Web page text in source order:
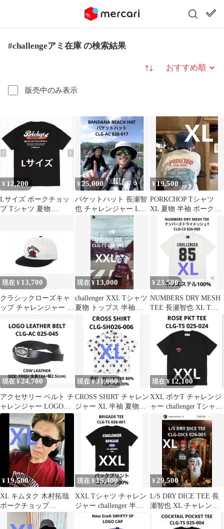
#challengeアミ在庫 の検索結果
販売中のみ表示
並び替え
¥ 12,200
Lサイズ ポークチョッ
プ Tシャツ 夏物
¥25,000
バケットハット 長瀬智
也 チャレンジャー Lサ
イズ BANDANA
BEACH
¥19,500
PORKCHOP Tシャツ
XL 夏物 半袖 ポークチ
ョップ チャレンジャー
現在 ¥ 13,700
クラシックローズキャ
ップ チャレンジャー 帽
ル 小物
現在 ¥ 13,000
challenger XXL Tシャツ
夏物 トップス 半袖 長
瀬智也
¥ 23,500
NUMBERS DRY MESH
TEE 長瀬智也 XL Tシ
ャツ メッシュ
現在 ¥24,700
アクセサリー ベルト チ
ャレンジャー LOGO
LEATHER BELT
現在 ¥ 31,000
CROSS SHIRT チャレン
ジャー XL 半袖 夏物
challenge
現在 ¥ 12,100
XXL ポケT チャレンジ
ャー challenger Tシャツ
夏物 半袖
¥ 19,500
XL キムタク 木村拓哉
ポークチョップ
PORKCHOP 半袖 キム
タク着用
現在 ¥15,400
XXL Tシャツ チャレン
ジャー challenger 半袖
夏物 長瀬智也
¥ 29,500
L/S DRY DICE TEE 長
瀬智也 XL チャレンジ
ャー ロンT